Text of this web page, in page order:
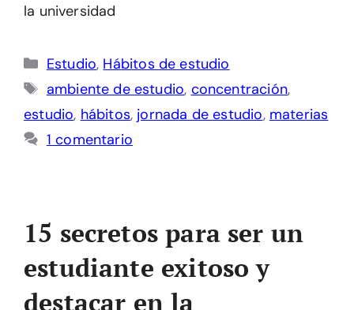
la universidad
Categorías
Estudio, Hábitos de estudio
Etiquetas
ambiente de estudio, concentración,
estudio, hábitos, jornada de estudio, materias
1 comentario
15 secretos para ser un
estudiante exitoso y
destacar en la